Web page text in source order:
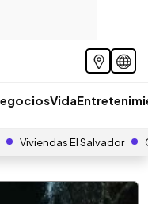
Vida
Viviendas El Salvador